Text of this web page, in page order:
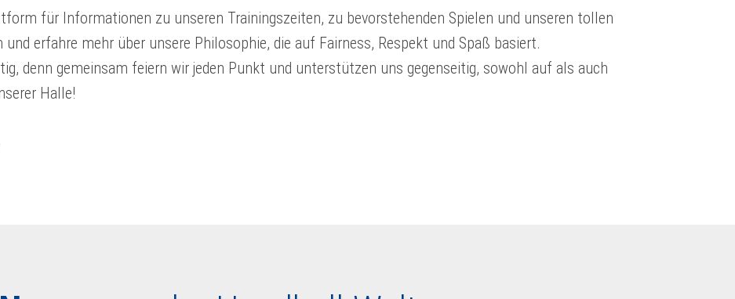
für Informationen zu unseren Trainingszeiten, zu bevorstehenden Spielen und unseren tollen
und erfahre mehr über unsere Philosophie, die auf Fairness, Respekt und Spaß basiert.
denn gemeinsam feiern wir jeden Punkt und unterstützen uns gegenseitig, sowohl auf als auch
Halle!